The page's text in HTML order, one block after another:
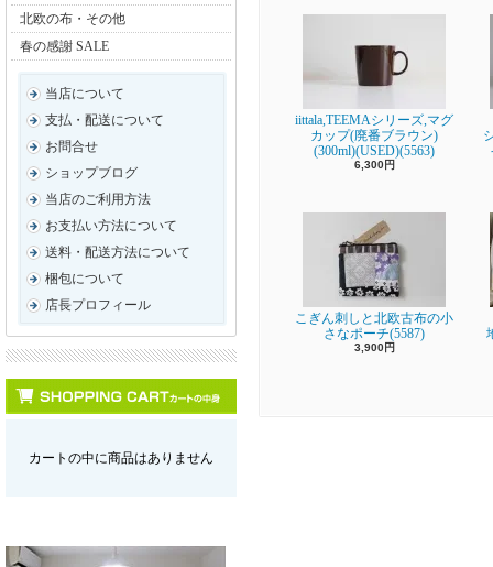
北欧の布・その他
春の感謝 SALE
当店について
支払・配送について
お問合せ
ショップブログ
当店のご利用方法
お支払い方法について
送料・配送方法について
梱包について
店長プロフィール
カートの中に商品はありません
iittala,TEEMAシリーズ,マグ
カップ(廃番ブラウン)
(300ml)(USED)(5563)
6,300円
こぎん刺しと北欧古布の小
さなポーチ(5587)
3,900円